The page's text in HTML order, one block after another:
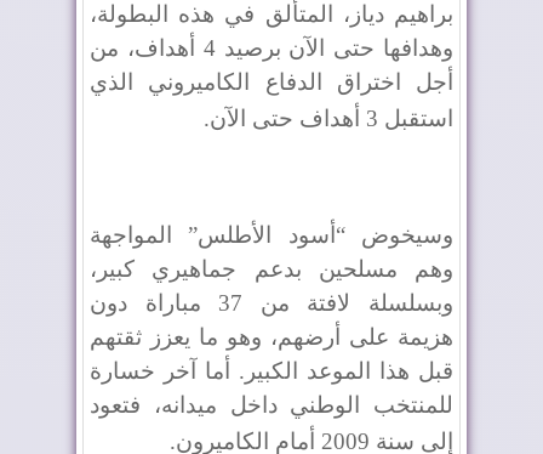
براهيم دياز، المتألق في هذه البطولة،
وهدافها حتى الآن برصيد 4 أهداف، من
أجل اختراق الدفاع الكاميروني الذي
استقبل 3 أهداف حتى الآن
.
وسيخوض “أسود الأطلس” المواجهة
وهم مسلحين بدعم جماهيري كبير،
وبسلسلة لافتة من 37 مباراة دون
هزيمة على أرضهم، وهو ما يعزز ثقتهم
قبل هذا الموعد الكبير. أما آخر خسارة
للمنتخب الوطني داخل ميدانه، فتعود
إلى سنة 2009 أمام الكاميرون
.